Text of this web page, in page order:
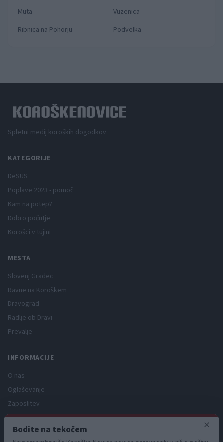
Muta
Vuzenica
Ribnica na Pohorju
Podvelka
Spletni medij koroških dogodkov.
KATEGORIJE
DeSUS
Poplave 2023 - pomoč
Kam na potep?
Dobro počutje
Korošci v tujini
MESTA
Slovenj Gradec
Ravne na Koroškem
Dravograd
Radlje ob Dravi
Prevalje
INFORMACIJE
O nas
Oglaševanje
Zaposlitev
Pravno obvestilo
Zasebnost in piškotki
×
Bodite na tekočem